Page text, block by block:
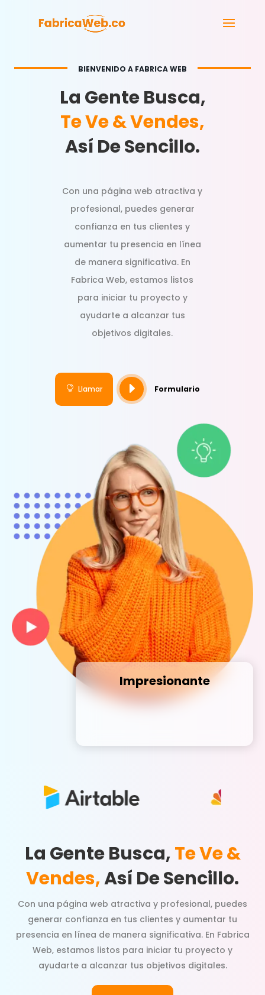
BIENVENIDO A FABRICA WEB
La Gente Busca,
Te Ve & Vendes,
Así De Sencillo.
Con una página web atractiva y
profesional, puedes generar
confianza en tus clientes y
aumentar tu presencia en línea
de manera significativa. En
Fabrica Web, estamos listos
para iniciar tu proyecto y
ayudarte a alcanzar tus
objetivos digitales.
 Llamar E Formulario
Impresionante
La Gente Busca,Te Ve &
Vendes,Así De Sencillo.
Con una página web atractiva y profesional, puedes
generar confianza en tus clientes y aumentar tu
presencia en línea de manera significativa. En Fabrica
Web, estamos listos para iniciar tu proyecto y
ayudarte a alcanzar tus objetivos digitales.